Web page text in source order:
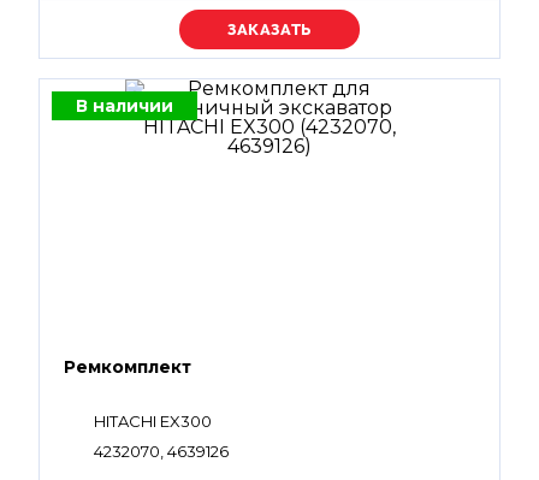
Уточняйте цену
В наличии
Ремкомплект
HITACHI EX300
4232070, 4639126